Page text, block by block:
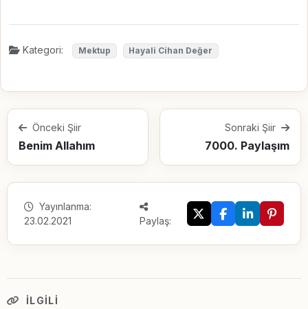
Kategori: Mektup Hayali Cihan Değer
Önceki Şiir
Benim Allahım
Sonraki Şiir
7000. Paylaşım
Yayınlanma:
23.02.2021
Paylaş:
İLGILI